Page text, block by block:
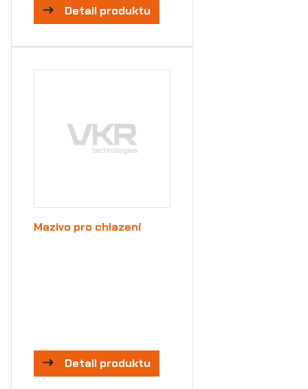
Detail produktu
Mazivo pro chlazení
Detail produktu